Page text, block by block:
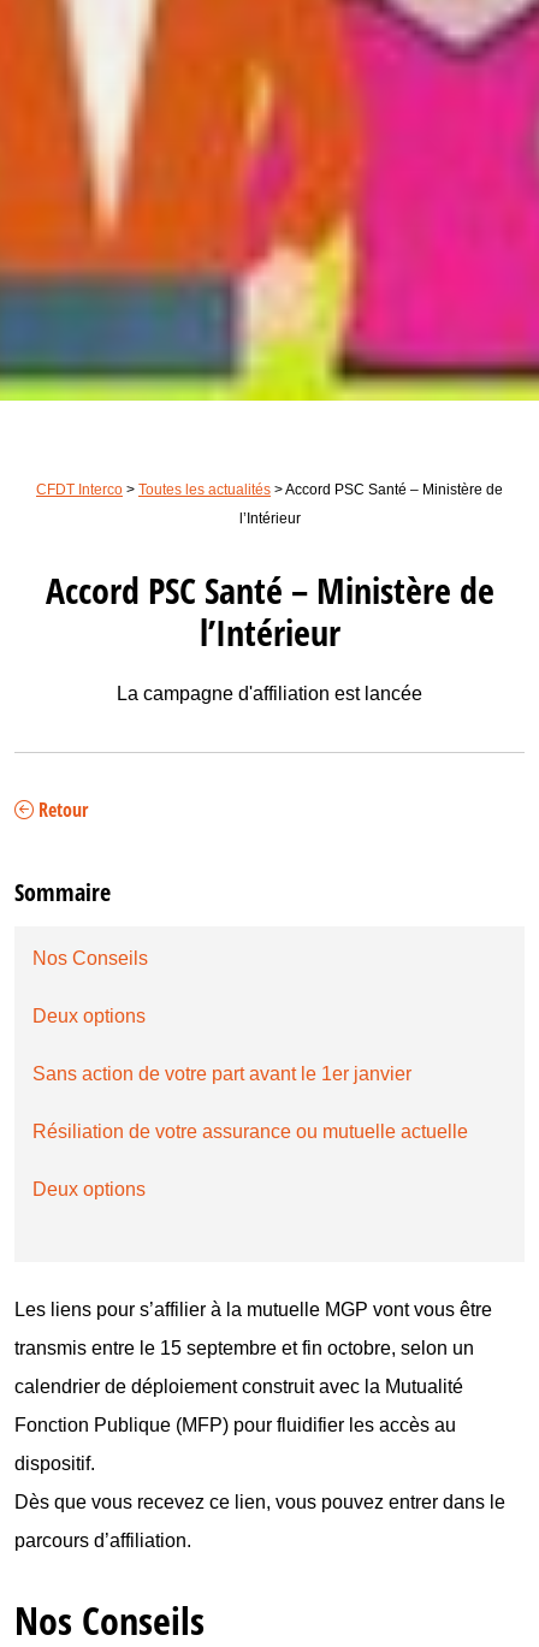
CFDT Interco > Toutes les actualités >Accord PSC Santé – Ministère de
l’Intérieur
Accord PSC Santé – Ministère de
l’Intérieur
La campagne d'affiliation est lancée
Retour
Sommaire
Nos Conseils
Deux options
Sans action de votre part avant le 1er janvier
Résiliation de votre assurance ou mutuelle actuelle
Deux options
Les liens pour s’affilier à la mutuelle MGP vont vous être
transmis entre le 15 septembre et fin octobre, selon un
calendrier de déploiement construit avec la Mutualité
Fonction Publique (MFP) pour fluidifier les accès au
dispositif.
Dès que vous recevez ce lien, vous pouvez entrer dans le
parcours d’affiliation.
Nos Conseils